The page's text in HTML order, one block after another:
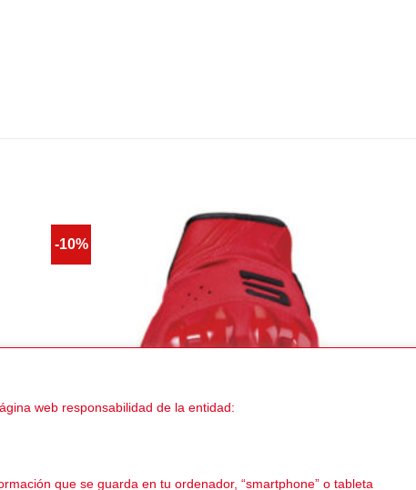
web responsabilidad de la entidad:
que se guarda en tu ordenador, “smartphone” o tableta
-10%